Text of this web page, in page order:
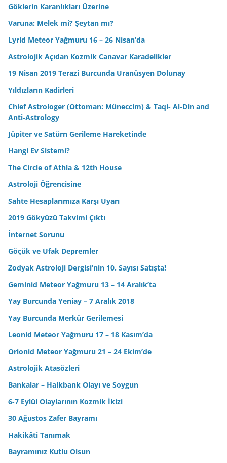
Göklerin Karanlıkları Üzerine
Varuna: Melek mi? Şeytan mı?
Lyrid Meteor Yağmuru 16 – 26 Nisan’da
Astrolojik Açıdan Kozmik Canavar Karadelikler
19 Nisan 2019 Terazi Burcunda Uranüsyen Dolunay
Yıldızların Kadirleri
Chief Astrologer (Ottoman: Müneccim) & Taqi- Al-Din and
Anti-Astrology
Jüpiter ve Satürn Gerileme Hareketinde
Hangi Ev Sistemi?
The Circle of Athla & 12th House
Astroloji Öğrencisine
Sahte Hesaplarımıza Karşı Uyarı
2019 Gökyüzü Takvimi Çıktı
İnternet Sorunu
Göçük ve Ufak Depremler
Zodyak Astroloji Dergisi’nin 10. Sayısı Satışta!
Geminid Meteor Yağmuru 13 – 14 Aralık’ta
Yay Burcunda Yeniay – 7 Aralık 2018
Yay Burcunda Merkür Gerilemesi
Leonid Meteor Yağmuru 17 – 18 Kasım’da
Orionid Meteor Yağmuru 21 – 24 Ekim’de
Astrolojik Atasözleri
Bankalar – Halkbank Olayı ve Soygun
6-7 Eylül Olaylarının Kozmik İkizi
30 Ağustos Zafer Bayramı
Hakikâti Tanımak
Bayramınız Kutlu Olsun